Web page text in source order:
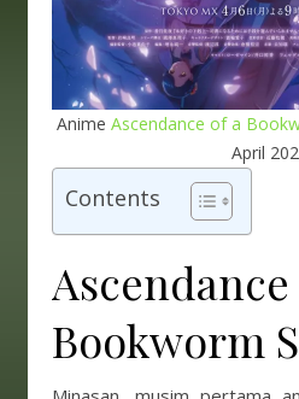
Anime Ascendance of a
April
Contents
Bookworm